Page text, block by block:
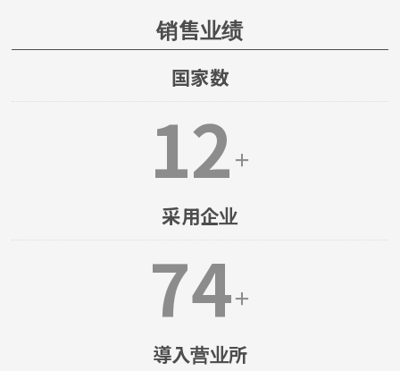
销售业绩
国家数
12 ＋
采用企业
74＋
導入营业所